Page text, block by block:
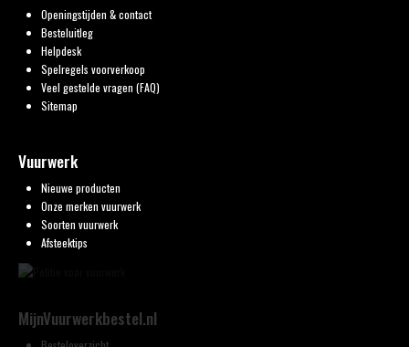
Openingstijden & contact
Besteluitleg
Helpdesk
Spelregels voorverkoop
Veel gestelde vragen (FAQ)
Sitemap
Vuurwerk
Nieuwe producten
Onze merken vuurwerk
Soorten vuurwerk
Afsteektips
MijnVuurwerkbestel.nl